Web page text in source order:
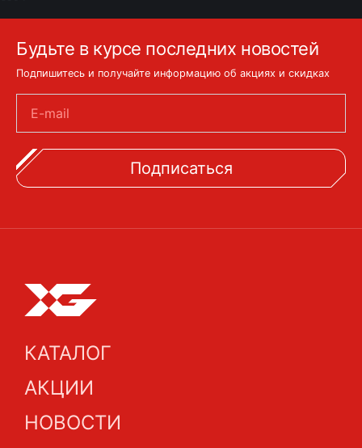
Будьте в курсе последних новостей
Подпишитесь и получайте информацию об акциях и скидках
E-mail
Подписаться
КАТАЛОГ
АКЦИИ
НОВОСТИ